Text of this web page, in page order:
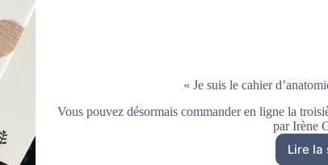
« Je suis le cahier
Vous pouvez désormais commander en ligne la
par Irène
Lire la